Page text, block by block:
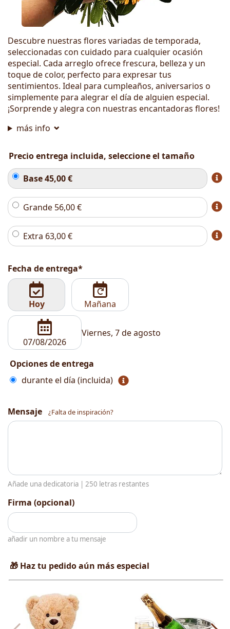
Descubre nuestras flores variadas de temporada,
seleccionadas con cuidado para cualquier ocasión
especial. Cada arreglo ofrece frescura, belleza y un
toque de color, perfecto para expresar tus
sentimientos. Ideal para cumpleaños, aniversarios o
simplemente para alegrar el día de alguien especial.
¡Sorprende y alegra con nuestras encantadoras flores!
más info
Precio entrega incluida, seleccione el tamaño
Base45,00€
Grande 56,00€
Extra 63,00€
Fecha de entrega*
Hoy Mañana
Viernes, 7 de agosto
Opciones de entrega
durante el día (incluida)
Mensaje ¿Falta de inspiración?
Añade una dedicatoria | 250 letras restantes
Firma (opcional)
añadir un nombre a tu mensaje
🎁 Haz tu pedido aún más especial